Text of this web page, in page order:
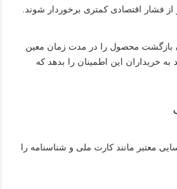
از فشار اقتصادی کمتری برخوردار شوند.
بازگشت محصول را در مدت زمان معین
به خریداران این اطمینان را بدهد که
معتبر مانند کارت ملی و شناسنامه را